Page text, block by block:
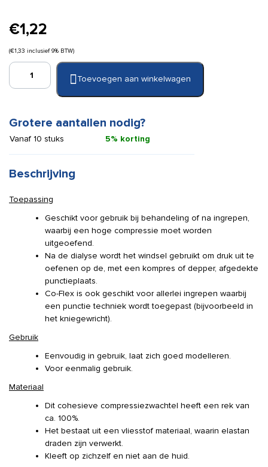
€1,22
(€1,33 inclusief 9% BTW)
Co-
x
bruin
aantal
Toevoegen aan winkelwagen
Grotere aantallen nodig?
Vanaf 10 stuks 5% korting
Beschrijving
Toepassing
Geschikt voor gebruik bij behandeling of na ingrepen,
waarbij een hoge compressie moet worden
uitgeoefend.
Na de dialyse wordt het windsel gebruikt om druk uit te
oefenen op de, met een kompres of depper, afgedekte
punctieplaats.
Co-Flex is ook geschikt voor allerlei ingrepen waarbij
een punctie techniek wordt toegepast (bijvoorbeeld in
het kniegewricht).
Gebruik
Eenvoudig in gebruik, laat zich goed modelleren.
Voor eenmalig gebruik.
Materiaal
Dit cohesieve compressiezwachtel heeft een rek van
ca. 100%.
Het bestaat uit een vliesstof materiaal, waarin elastan
draden zijn verwerkt.
Kleeft op zichzelf en niet aan de huid.